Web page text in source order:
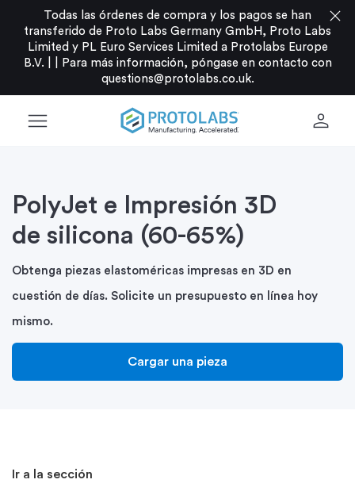
Todas las órdenes de compra y los pagos se han
transferido de Proto Labs Germany GmbH, Proto Labs
Limited y PL Euro Services Limited a Protolabs Europe
B.V. |
Para más información, póngase en contacto con
questions@protolabs.co.uk.
close
menu person
PolyJet e Impresión 3D
de silicona (60-65%)
Obtenga piezas elastoméricas impresas en 3D en
cuestión de días. Solicite un presupuesto en línea hoy
mismo.
Cargar una pieza
Ir a la sección